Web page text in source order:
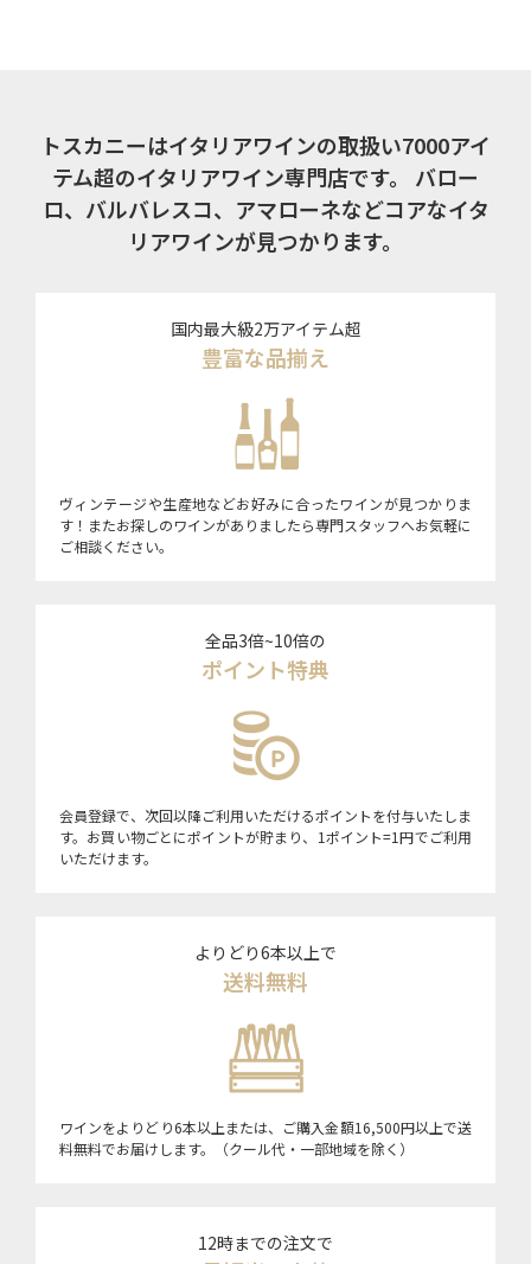
トスカニーはイタリアワインの取扱い7000アイ
テム超のイタリアワイン専門店です。
バロー
ロ、バルバレスコ、アマローネなどコアなイタ
リアワインが見つかります。
国内最大級2万アイテム超
豊富な品揃え
ヴィンテージや生産地などお好みに合ったワインが見つかりま
す！またお探しのワインがありましたら専門スタッフへお気軽に
ご相談ください。
全品3倍~10倍の
ポイント特典
会員登録で、次回以降ご利用いただけるポイントを付与いたしま
す。お買い物ごとにポイントが貯まり、1ポイント=1円でご利用
いただけます。
よりどり6本以上で
送料無料
ワインをよりどり6本以上または、ご購入金額16,500円以上で送
料無料でお届けします。（クール代・一部地域を除く）
12時までの注文で